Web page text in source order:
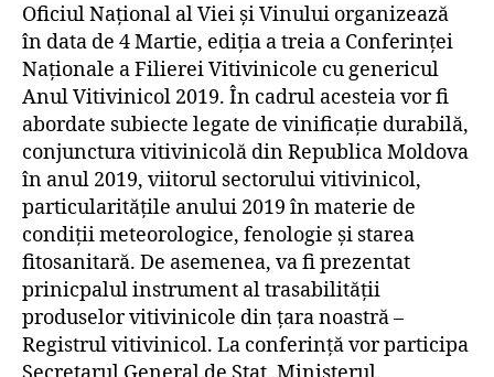
Oficiul Național al Viei și Vinului organizează
în data de 4 Martie, ediția a treia a Conferinței
Naționale a Filierei Vitivinicole cu genericul
Anul Vitivinicol 2019. În cadrul acesteia vor fi
abordate subiecte legate de vinificație durabilă,
conjunctura vitivinicolă din Republica Moldova
în anul 2019, viitorul sectorului vitivinicol,
particularitățile anului 2019 în materie de
condiții meteorologice, fenologie și starea
fitosanitară. De asemenea, va fi prezentat
prinicpalul instrument al trasabilității
produselor vitivinicole din țara noastră –
Registrul vitivinicol. La conferință vor participa